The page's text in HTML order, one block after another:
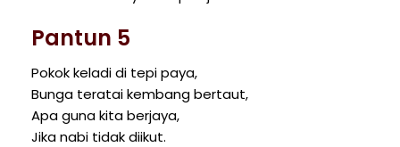
Pantun 5
Pokok keladi di tepi paya,
Bunga teratai kembang bertaut,
Apa guna kita berjaya,
Jika nabi tidak diikut.